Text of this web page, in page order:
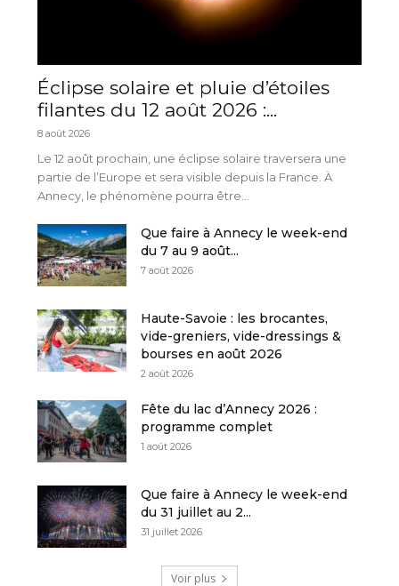
Éclipse solaire et pluie d’étoiles
filantes du 12 août 2026 :...
8 août 2026
Le 12 août prochain, une éclipse solaire traversera une
partie de l’Europe et sera visible depuis la France. À
Annecy, le phénomène pourra être...
Que faire à Annecy le week-end
du 7 au 9 août...
7 août 2026
Haute-Savoie : les brocantes,
vide-greniers, vide-dressings &
bourses en août 2026
2 août 2026
Fête du lac d’Annecy 2026 :
programme complet
1 août 2026
Que faire à Annecy le week-end
du 31 juillet au 2...
31 juillet 2026
Voir plus